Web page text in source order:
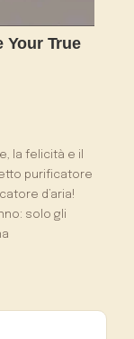
la felicità e il
purificatore
d’aria!
solo gli